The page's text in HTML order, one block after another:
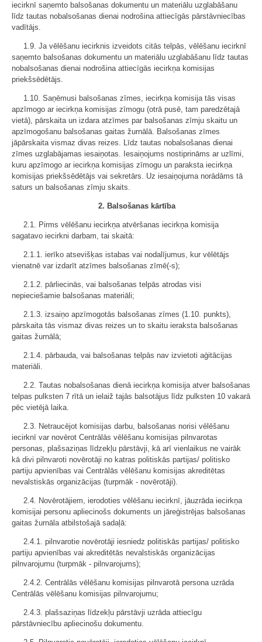
iecirknī saņemto balsošanas dokumentu un materiālu uzglabāšanu
līdz tautas nobalsošanas dienai nodrošina attiecīgās pārstāvniecības
vadītājs.
1.9. Ja vēlēšanu iecirknis izveidots citās telpās, vēlēšanu iecirknī
saņemto balsošanas dokumentu un materiālu uzglabāšanu līdz tautas
nobalsošanas dienai nodrošina attiecīgās iecirkņa komisijas
priekšsēdētājs.
1.10. Saņēmusi balsošanas zīmes, iecirkņa komisija tās visas
apzīmogo ar iecirkņa komisijas zīmogu (otrā pusē, tam paredzētajā
vietā), pārskaita un izdara atzīmes par balsošanas zīmju skaitu un
apzīmogošanu balsošanas gaitas žurnālā. Balsošanas zīmes
jāpārskaita vismaz divas reizes. Līdz tautas nobalsošanas dienai
zīmes uzglabājamas iesaiņotas. Iesaiņojums nostiprināms ar uzlīmi,
kuru apzīmogo ar iecirkņa komisijas zīmogu un paraksta iecirkņa
komisijas priekšsēdētājs vai sekretārs. Uz iesaiņojuma norādāms tā
saturs un balsošanas zīmju skaits.
2. Balsošanas kārtība
2.1. Pirms vēlēšanu iecirkņa atvēršanas iecirkņa komisija
sagatavo iecirkni darbam, tai skaitā:
2.1.1. ierīko atsevišķas istabas vai nodalījumus, kur vēlētājs
vienatnē var izdarīt atzīmes balsošanas zīmē(-s);
2.1.2. pārliecinās, vai balsošanas telpās atrodas visi
nepieciešamie balsošanas materiāli;
2.1.3. izsaiņo apzīmogotās balsošanas zīmes (1.10. punkts),
pārskaita tās vismaz divas reizes un to skaitu ieraksta balsošanas
gaitas žurnālā;
2.1.4. pārbauda, vai balsošanas telpās nav izvietoti aģitācijas
materiāli.
2.2. Tautas nobalsošanas dienā iecirkņa komisija atver balsošanas
telpas pulksten 7 rītā un ielaiž tajās balsotājus līdz pulksten 10 vakarā
pēc vietējā laika.
2.3. Netraucējot komisijas darbu, balsošanas norisi vēlēšanu
iecirknī var novērot Centrālās vēlēšanu komisijas pilnvarotas
personas, plašsaziņas līdzekļu pārstāvji, kā arī vienlaikus ne vairāk
kā divi pilnvaroti novērotāji no katras politiskās partijas/ politisko
partiju apvienības vai Centrālās vēlēšanu komisijas akreditētas
nevalstiskās organizācijas (turpmāk - novērotāji).
2.4. Novērotājiem, ierodoties vēlēšanu iecirknī, jāuzrāda iecirkņa
komisijai personu apliecinošs dokuments un jāreģistrējas balsošanas
gaitas žurnāla atbilstošajā sadaļā:
2.4.1. pilnvarotie novērotāji iesniedz politiskās partijas/ politisko
partiju apvienības vai akreditētās nevalstiskās organizācijas
pilnvarojumu (turpmāk - pilnvarojums);
2.4.2. Centrālās vēlēšanu komisijas pilnvarotā persona uzrāda
Centrālās vēlēšanu komisijas pilnvarojumu;
2.4.3. plašsaziņas līdzekļu pārstāvji uzrāda attiecīgu
pārstāvniecību apliecinošu dokumentu.